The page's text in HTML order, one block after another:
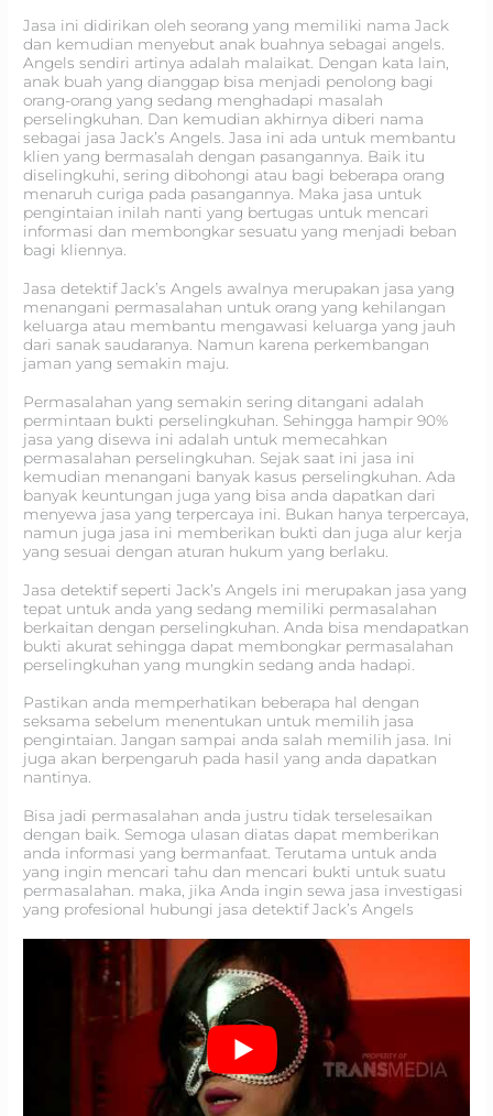
Jasa ini didirikan oleh seorang yang memiliki nama Jack
dan kemudian menyebut anak buahnya sebagai angels.
Angels sendiri artinya adalah malaikat. Dengan kata lain,
anak buah yang dianggap bisa menjadi penolong bagi
orang-orang yang sedang menghadapi masalah
perselingkuhan. Dan kemudian akhirnya diberi nama
sebagai jasa Jack’s Angels. Jasa ini ada untuk membantu
klien yang bermasalah dengan pasangannya. Baik itu
diselingkuhi, sering dibohongi atau bagi beberapa orang
menaruh curiga pada pasangannya. Maka jasa untuk
pengintaian inilah nanti yang bertugas untuk mencari
informasi dan membongkar sesuatu yang menjadi beban
bagi kliennya.
Jasa detektif Jack’s Angels awalnya merupakan jasa yang
menangani permasalahan untuk orang yang kehilangan
keluarga atau membantu mengawasi keluarga yang jauh
dari sanak saudaranya. Namun karena perkembangan
jaman yang semakin maju.
Permasalahan yang semakin sering ditangani adalah
permintaan bukti perselingkuhan. Sehingga hampir 90%
jasa yang disewa ini adalah untuk memecahkan
permasalahan perselingkuhan. Sejak saat ini jasa ini
kemudian menangani banyak kasus perselingkuhan. Ada
banyak keuntungan juga yang bisa anda dapatkan dari
menyewa jasa yang terpercaya ini. Bukan hanya terpercaya,
namun juga jasa ini memberikan bukti dan juga alur kerja
yang sesuai dengan aturan hukum yang berlaku.
Jasa detektif seperti Jack’s Angels ini merupakan jasa yang
tepat untuk anda yang sedang memiliki permasalahan
berkaitan dengan perselingkuhan. Anda bisa mendapatkan
bukti akurat sehingga dapat membongkar permasalahan
perselingkuhan yang mungkin sedang anda hadapi.
Pastikan anda memperhatikan beberapa hal dengan
seksama sebelum menentukan untuk memilih jasa
pengintaian. Jangan sampai anda salah memilih jasa. Ini
juga akan berpengaruh pada hasil yang anda dapatkan
nantinya.
Bisa jadi permasalahan anda justru tidak terselesaikan
dengan baik. Semoga ulasan diatas dapat memberikan
anda informasi yang bermanfaat. Terutama untuk anda
yang ingin mencari tahu dan mencari bukti untuk suatu
permasalahan. maka, jika Anda ingin sewa jasa investigasi
yang profesional hubungi jasa detektif Jack’s Angels